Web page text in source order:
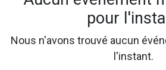
pour
Nous n'avons trouvé aucun
l'instant.